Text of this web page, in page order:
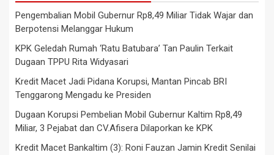
Pengembalian Mobil Gubernur Rp8,49 Miliar Tidak Wajar dan
Berpotensi Melanggar Hukum
KPK Geledah Rumah ‘Ratu Batubara’ Tan Paulin Terkait
Dugaan TPPU Rita Widyasari
Kredit Macet Jadi Pidana Korupsi, Mantan Pincab BRI
Tenggarong Mengadu ke Presiden
Dugaan Korupsi Pembelian Mobil Gubernur Kaltim Rp8,49
Miliar, 3 Pejabat dan CV.Afisera Dilaporkan ke KPK
Kredit Macet Bankaltim (3): Roni Fauzan Jamin Kredit Senilai